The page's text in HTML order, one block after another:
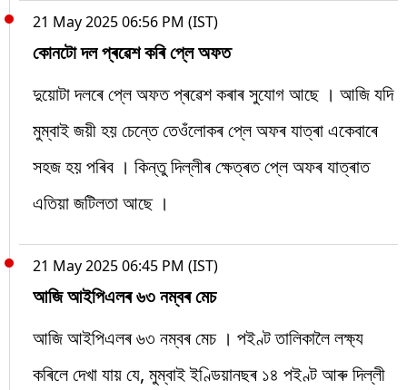
21 May 2025 06:56 PM (IST)
কোনটো দল প্ৰৱেশ কৰি প্লে অফত
দুয়োটা দলৰে প্লে অফত প্ৰৱেশ কৰাৰ সুযোগ আছে । আজি যদি
মুম্বাই জয়ী হয় চেন্তে তেওঁলোকৰ প্লে অফৰ যাত্ৰা একেবাৰে
সহজ হয় পৰিব । কিন্তু দিল্লীৰ ক্ষেত্ৰত প্লে অফৰ যাত্ৰাত
এতিয়া জটিলতা আছে ।
21 May 2025 06:45 PM (IST)
আজি আইপিএলৰ ৬৩ নম্বৰ মেচ
আজি আইপিএলৰ ৬৩ নম্বৰ মেচ । পইণ্ট তালিকালৈ লক্ষ্য
কৰিলে দেখা যায় যে, মুম্বাই ইণ্ডিয়ানছৰ ১৪ পইণ্ট আৰু দিল্লী